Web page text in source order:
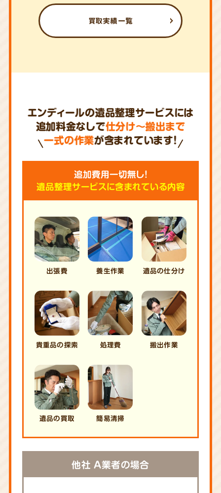
買取実績一覧
エンディールの遺品整理サービスには
追加料金なしで仕分け～搬出まで
一式の作業が含まれています!
追加費用一切無し!
遺品整理サービスに含まれている内容
出張費 養生作業 遺品の仕分け
貴重品の探索 処理費 搬出作業
遺品の買取 簡易清掃
他社 A業者の場合